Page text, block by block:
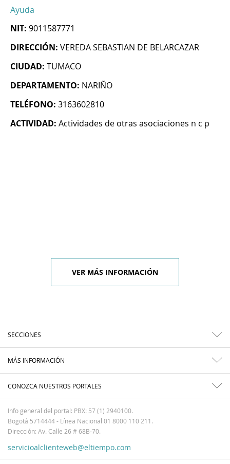
Ayuda
NIT: 9011587771
DIRECCIÓN: VEREDA SEBASTIAN DE BELARCAZAR
CIUDAD: TUMACO
DEPARTAMENTO: NARIÑO
TELÉFONO: 3163602810
ACTIVIDAD: Actividades de otras asociaciones n c p
VER MÁS INFORMACIÓN
SECCIONES
MÁS INFORMACIÓN
CONOZCA NUESTROS PORTALES
Info general del portal: PBX: 57 (1) 2940100.
Bogotá 5714444 - Línea Nacional 01 8000 110 211.
Dirección: Av. Calle 26 # 68B-70.
servicioalclienteweb@eltiempo.com